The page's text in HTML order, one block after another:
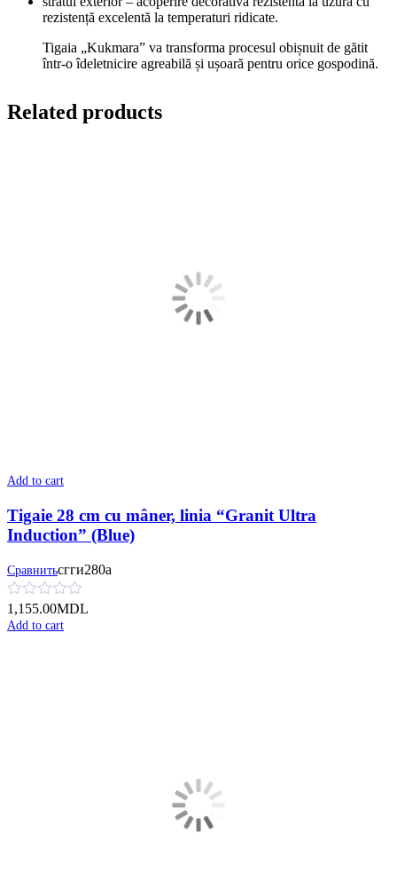
rezistență excelentă la temperaturi ridicate.
Tigaia „Kukmara” va transforma procesul obișnuit de gătit
într-o îdeletnicire agreabilă și ușoară pentru orice gospodină.
Related products
Add to cart
Tigaie 28 cm cu mâner, linia “Granit Ultra
Induction” (Blue)
Сравнитьсгги280а
1,155.00MDL
Add to cart